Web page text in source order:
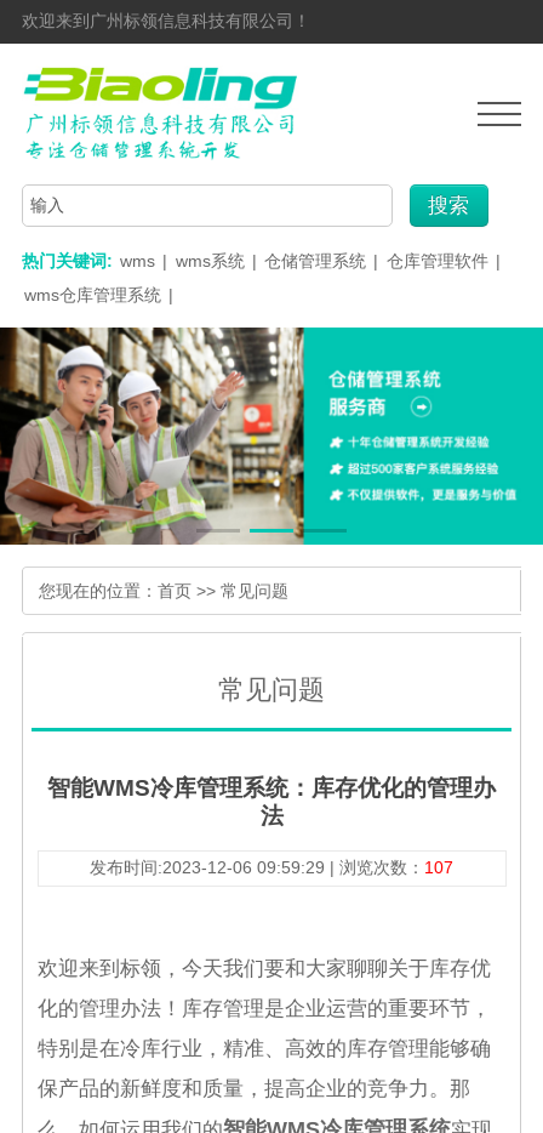
欢迎来到广州标领信息科技有限公司！
搜索
热门关键词: wms | wms系统 | 仓储管理系统 | 仓库管理软件 |
wms仓库管理系统 |
您现在的位置：首页 >>常见问题
常见问题
智能WMS冷库管理系统：库存优化的管理办
法
发布时间:2023-12-06 09:59:29 | 浏览次数： 107
欢迎来到标领，今天我们要和大家聊聊关于库存优
化的管理办法！库存管理是企业运营的重要环节，
特别是在冷库行业，精准、高效的库存管理能够确
保产品的新鲜度和质量，提高企业的竞争力。那